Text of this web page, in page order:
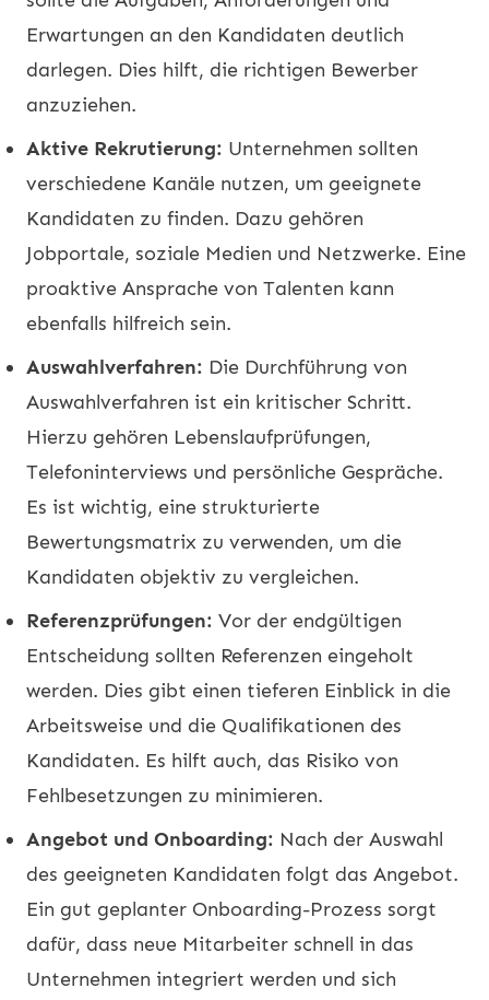
Erwartungen an den Kandidaten deutlich
darlegen. Dies hilft, die richtigen Bewerber
anzuziehen.
Aktive Rekrutierung: Unternehmen sollten
verschiedene Kanäle nutzen, um geeignete
Kandidaten zu finden. Dazu gehören
Jobportale, soziale Medien und Netzwerke. Eine
proaktive Ansprache von Talenten kann
ebenfalls hilfreich sein.
Auswahlverfahren: Die Durchführung von
Auswahlverfahren ist ein kritischer Schritt.
Hierzu gehören Lebenslaufprüfungen,
Telefoninterviews und persönliche Gespräche.
Es ist wichtig, eine strukturierte
Bewertungsmatrix zu verwenden, um die
Kandidaten objektiv zu vergleichen.
Referenzprüfungen: Vor der endgültigen
Entscheidung sollten Referenzen eingeholt
werden. Dies gibt einen tieferen Einblick in die
Arbeitsweise und die Qualifikationen des
Kandidaten. Es hilft auch, das Risiko von
Fehlbesetzungen zu minimieren.
Angebot und Onboarding: Nach der Auswahl
des geeigneten Kandidaten folgt das Angebot.
Ein gut geplanter Onboarding-Prozess sorgt
dafür, dass neue Mitarbeiter schnell in das
Unternehmen integriert werden und sich